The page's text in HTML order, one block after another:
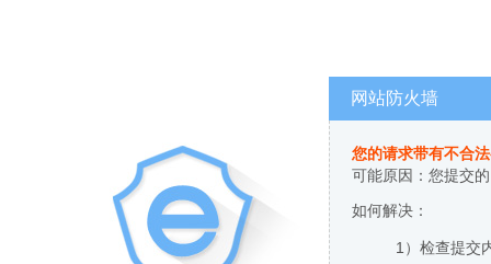
网站防火墙
您的请求带有不合
可能原因：您提交
如何解决：
1）检查提交